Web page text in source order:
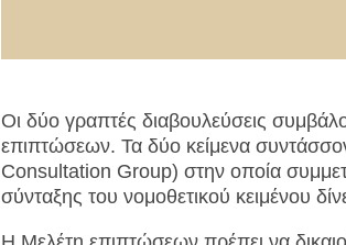
Οι δύο γραπτές διαβουλεύσεις
επιπτώσεων. Τα δύο κείμενα
Consultation Group) στην οποία
σύνταξης του νομοθετικού κειμένου